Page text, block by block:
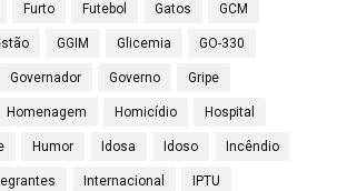
Furto Futebol Gatos GCM
GGIM Glicemia GO-330
Governador Governo Gripe
Homenagem Homicídio Hospital
Humor Idosa Idoso Incêndio
Internacional IPTU